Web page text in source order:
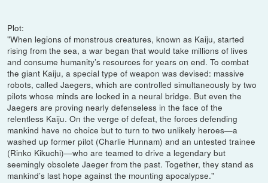
Plot:
"When legions of monstrous creatures, known as Kaiju, started
rising from the sea, a war began that would take millions of lives
and consume humanity’s resources for years on end. To combat
the giant Kaiju, a special type of weapon was devised: massive
robots, called Jaegers, which are controlled simultaneously by two
pilots whose minds are locked in a neural bridge. But even the
Jaegers are proving nearly defenseless in the face of the
relentless Kaiju. On the verge of defeat, the forces defending
mankind have no choice but to turn to two unlikely heroes—a
washed up former pilot (Charlie Hunnam) and an untested trainee
(Rinko Kikuchi)—who are teamed to drive a legendary but
seemingly obsolete Jaeger from the past. Together, they stand as
mankind’s last hope against the mounting apocalypse."